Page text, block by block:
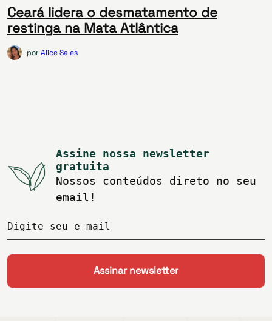
Ceará lidera o desmatamento de
restinga na Mata Atlântica
porAlice Sales
Assine nossa newsletter
gratuita
Nossos conteúdos direto no seu
email!
Digite seu e-mail